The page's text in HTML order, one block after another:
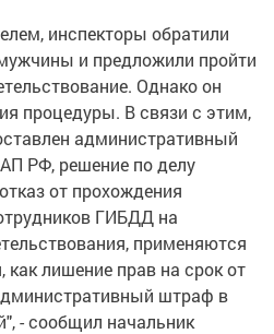
инспекторы обратили
и предложили пройти
Однако он
процедуры. В связи с этим,
административный
РФ, решение по делу
от прохождения
ГИБДД на
применяются
лишение прав на срок от
штраф в
- сообщил начальник